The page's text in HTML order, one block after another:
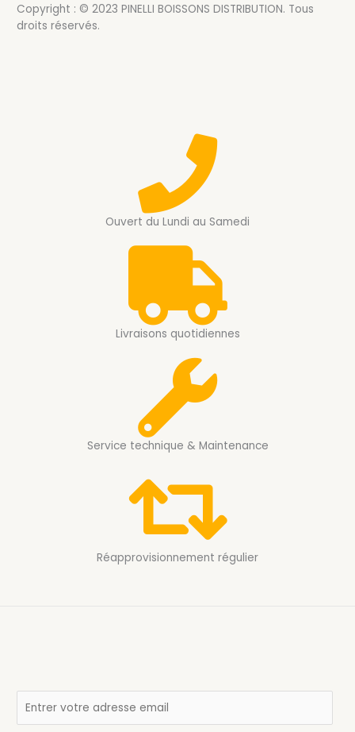
Copyright : © 2023 PINELLI BOISSONS DISTRIBUTION. Tous
droits réservés.
Ouvert du Lundi au Samedi
Livraisons quotidiennes
Service technique & Maintenance
Réapprovisionnement régulier
m